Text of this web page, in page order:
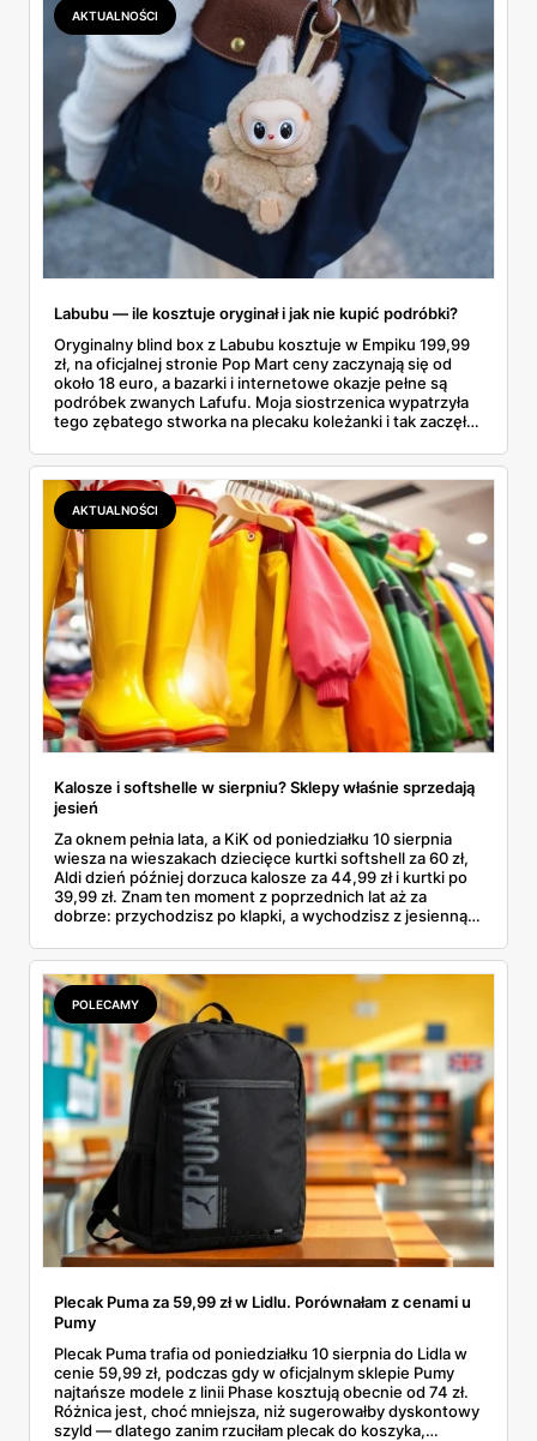
faktycznie wystarczy.
AKTUALNOŚCI
Labubu — ile kosztuje oryginał i jak nie kupić podróbki?
Oryginalny blind box z Labubu kosztuje w Empiku 199,99
zł, na oficjalnej stronie Pop Mart ceny zaczynają się od
około 18 euro, a bazarki i internetowe okazje pełne są
podróbek zwanych Lafufu. Moja siostrzenica wypatrzyła
tego zębatego stworka na plecaku koleżanki i tak zaczęło
kosztuje i po czym poznać, że sprzedawca nie wciska nam
podróbki. Spisałam wszystko, czego się dowiedziałam —
łącznie z jedną wpadką, o której za chwilę.
AKTUALNOŚCI
Kalosze i softshelle w sierpniu? Sklepy właśnie sprzedają
jesień
Za oknem pełnia lata, a KiK od poniedziałku 10 sierpnia
wiesza na wieszakach dziecięce kurtki softshell za 60 zł,
Aldi dzień później dorzuca kalosze za 44,99 zł i kurtki po
39,99 zł. Znam ten moment z poprzednich lat aż za
dobrze: przychodzisz po klapki, a wychodzisz z jesienną
pojawi się w gazetkach w przyszłym tygodniu i czy jest
sens kupować jesień, zanim skończą się wakacje.
POLECAMY
Plecak Puma za 59,99 zł w Lidlu. Porównałam z cenami u
Pumy
Plecak Puma trafia od poniedziałku 10 sierpnia do Lidla w
cenie 59,99 zł, podczas gdy w oficjalnym sklepie Pumy
najtańsze modele z linii Phase kosztują obecnie od 74 zł.
Różnica jest, choć mniejsza, niż sugerowałby dyskontowy
szyld — dlatego zanim rzuciłam plecak do koszyka,